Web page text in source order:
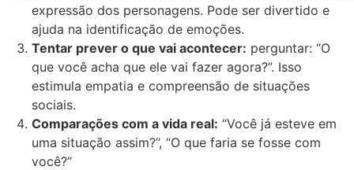
expressão dos personagens. Pode ser divertido e
ajuda na identificação de emoções.
Tentar prever o que vai acontecer: perguntar: “O
que você acha que ele vai fazer agora?”. Isso
estimula empatia e compreensão de situações
sociais.
Comparações com a vida real: “Você já esteve em
uma situação assim?”, “O que faria se fosse com
você?”